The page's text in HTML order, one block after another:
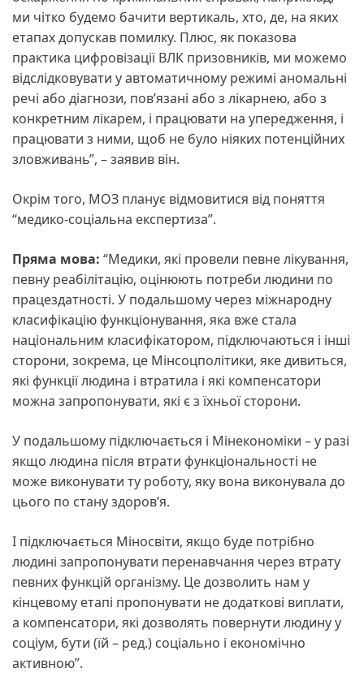
ми чітко будемо бачити вертикаль, хто, де, на яких
етапах допускав помилку. Плюс, як показова
практика цифровізації ВЛК призовників, ми можемо
відслідковувати у автоматичному режимі аномальні
речі або діагнози, пов’язані або з лікарнею, або з
конкретним лікарем, і працювати на упередження, і
працювати з ними, щоб не було ніяких потенційних
зловживань”, – заявив він.
Окрім того, МОЗ планує відмовитися від поняття
“медико-соціальна експертиза”.
Пряма мова: “Медики, які провели певне лікування,
певну реабілітацію, оцінюють потреби людини по
працездатності. У подальшому через міжнародну
класифікацію функціонування, яка вже стала
національним класифікатором, підключаються і інші
сторони, зокрема, це Мінсоцполітики, яке дивиться,
які функції людина і втратила і які компенсатори
можна запропонувати, які є з їхньої сторони.
У подальшому підключається і Мінекономіки – у разі
якщо людина після втрати функціональності не
може виконувати ту роботу, яку вона виконувала до
цього по стану здоров’я.
І підключається Міносвіти, якщо буде потрібно
людині запропонувати перенавчання через втрату
певних функцій організму. Це дозволить нам у
кінцевому етапі пропонувати не додаткові виплати,
а компенсатори, які дозволять повернути людину у
соціум, бути (їй – ред.) соціально і економічно
активною”.